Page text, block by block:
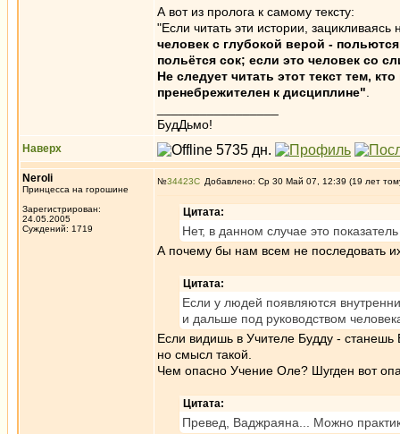
А вот из пролога к самому тексту:
"Если читать эти истории,
человек с глубокой верой -
польётся сок; если это человек со
Не следует читать этот текст тем,
пренебрежителен к дисциплине"
БудДьмо!
Наверх
Neroli
Принцесса на горошине
Зарегистрирован:
24.05.2005
Суждений: 1719
№34423 Добавлено: Ср 30 Май 07, 12:39 (19 лет
Цитата:
Нет, в данном случае это
А почему бы нам всем не последовать
Цитата:
Если у людей появляются
и дальше под руководством
Если видишь в Учителе Будду -
но смысл такой.
Чем опасно Учение Оле? Шугден вот
Цитата:
Превед, Ваджраяна... Можно